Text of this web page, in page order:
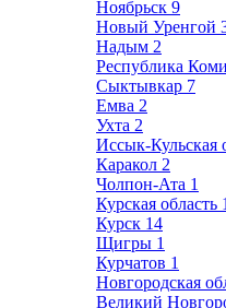
Ноябрьск 9
Новый Уренгой
Надым 2
Республика Коми
Сыктывкар 7
Емва 2
Ухта 2
Иссык-Кульская
Каракол 2
Чолпон-Ата 1
Курская область
Курск 14
Щигры 1
Курчатов 1
Новгородская
Великий